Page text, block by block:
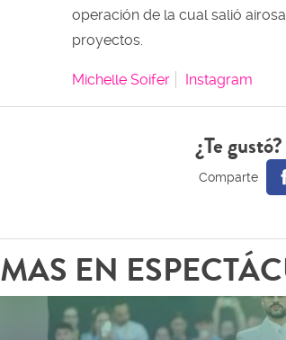
operación de la cual salió
proyectos.
Michelle Soifer Instagram
¿Te
MAS EN